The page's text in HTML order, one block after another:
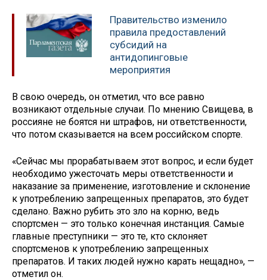
Правительство изменило
правила предоставлений
субсидий на
антидопинговые
мероприятия
В свою очередь, он отметил, что все равно
возникают отдельные случаи. По мнению Свищева, в
россияне не боятся ни штрафов, ни ответственности,
что потом сказывается на всем российском спорте.
«Сейчас мы прорабатываем этот вопрос, и если будет
необходимо ужесточать меры ответственности и
наказание за применение, изготовление и склонение
к употреблению запрещенных препаратов, это будет
сделано. Важно рубить это зло на корню, ведь
спортсмен — это только конечная инстанция. Самые
главные преступники — это те, кто склоняет
спортсменов к употреблению запрещенных
препаратов. И таких людей нужно карать нещадно», —
отметил он.